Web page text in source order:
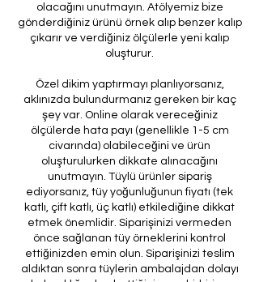
olacağını unutmayın. Atölyemiz bize
gönderdiğiniz ürünü örnek alıp benzer kalıp
çıkarır ve verdiğiniz ölçülerle yeni kalıp
oluşturur.
Özel dikim yaptırmayı planlıyorsanız,
aklınızda bulundurmanız gereken bir kaç
şey var. Online olarak vereceğiniz
ölçülerde hata payı (genellikle 1-5 cm
civarında) olabileceğini ve ürün
oluşturulurken dikkate alınacağını
unutmayın. Tüylü ürünler sipariş
ediyorsanız, tüy yoğunluğunun fiyatı (tek
katlı, çift katlı, üç katlı) etkilediğine dikkat
etmek önemlidir. Siparişinizi vermeden
önce sağlanan tüy örneklerini kontrol
ettiğinizden emin olun. Siparişinizi teslim
aldıktan sonra tüylerin ambalajdan dolayı